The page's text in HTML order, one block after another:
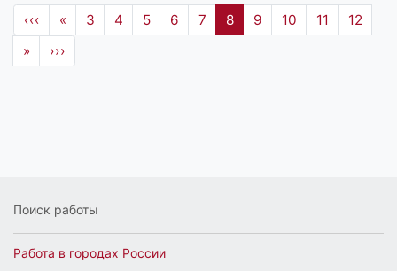
‹‹‹ « 3 4 5 6 7 8 9 10 11
12
»
›››
Поиск работы
Работа в городах России